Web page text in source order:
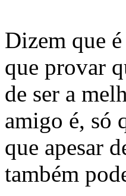
Dizem que
que provar
de ser a
amigo é, só
que apesar
também